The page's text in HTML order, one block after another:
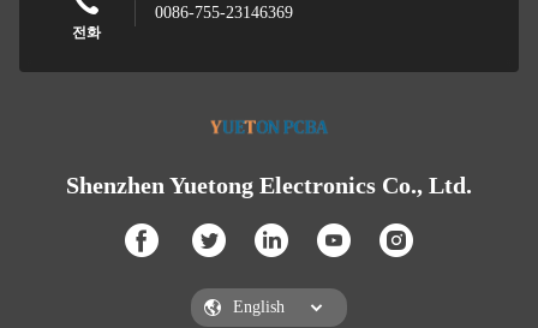
전화
0086-755-23146369
Shenzhen Yuetong Electronics Co., Ltd.